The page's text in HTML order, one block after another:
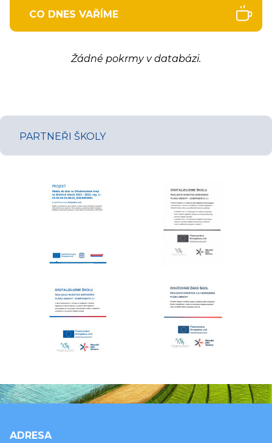
CO DNES VAŘÍME
Žádné pokrmy v databázi.
PARTNEŘI ŠKOLY
ADRESA